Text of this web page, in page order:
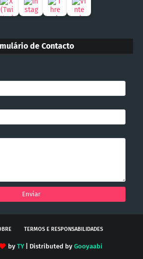
de Contacto
TERMOS E RESPONSABILIDADES
by TY| Distributed by Gooyaabi